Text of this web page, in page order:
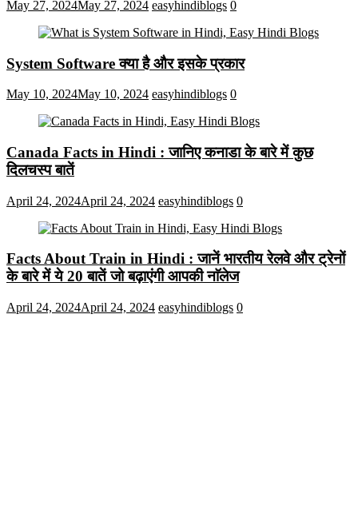
May 27, 2024May 27, 2024 easyhindiblogs 0
System Software क्या है और इसके प्रकार
May 10, 2024May 10, 2024 easyhindiblogs 0
Canada Facts in Hindi : जानिए कनाडा के बारे में कुछ
दिलचस्प बातें
April 24, 2024April 24, 2024 easyhindiblogs 0
Facts About Train in Hindi : जानें भारतीय रेलवे और ट्रेनों
के बारे में ये 20 बातें जो बढ़ाएंगी आपकी नाॅलेज
April 24, 2024April 24, 2024 easyhindiblogs 0